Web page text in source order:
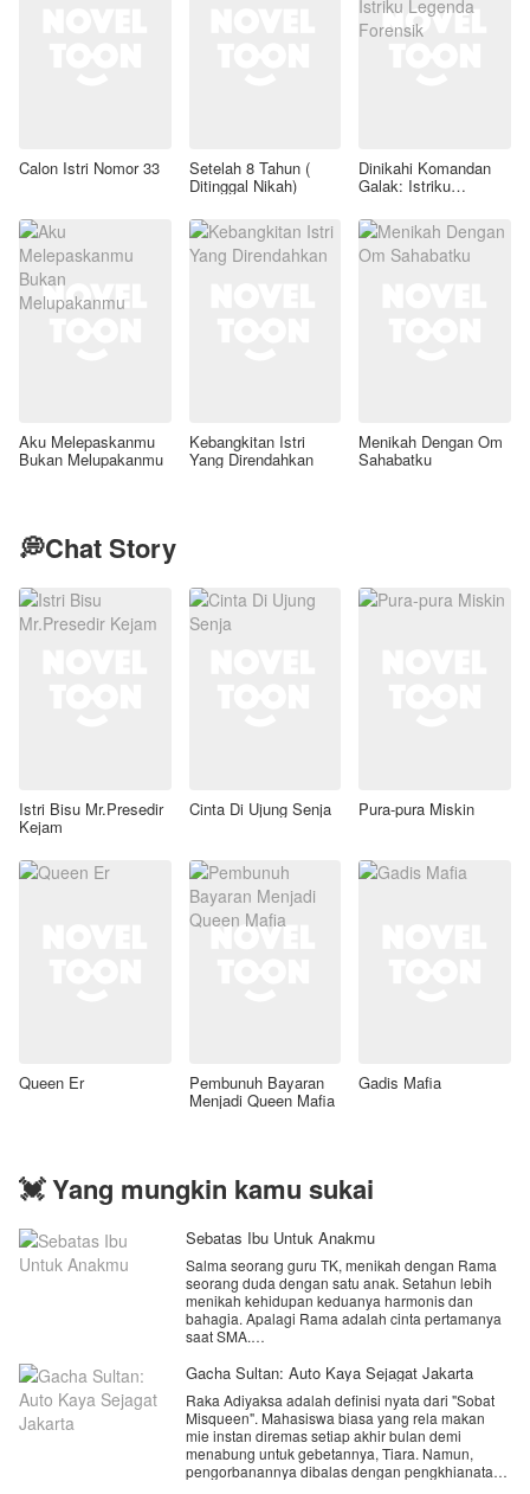
Calon Istri Nomor 33 Setelah 8 Tahun (
Ditinggal Nikah)
Dinikahi Komandan
Galak: Istriku
Aku Melepaskanmu
Bukan Melupakanmu
Kebangkitan Istri
Yang Direndahkan
Menikah Dengan Om
Sahabatku
💭Chat Story
Istri Bisu Mr.Presedir
Kejam
Cinta Di Ujung Senja Pura-pura Miskin
Queen Er Pembunuh Bayaran
Menjadi Queen Mafia
Gadis Mafia
💓 Yang mungkin kamu sukai
Sebatas Ibu Untuk Anakmu
Salma seorang guru TK, menikah dengan Rama
seorang duda dengan satu anak. Setahun lebih
menikah kehidupan keduanya harmonis dan
bahagia. Apalagi Rama adalah cinta pertamanya
saat SMA.
Namun, kenyataan bahwa sang suami
dengan mantan istrinya yang juga merupakan
anak didiknya di tempatnya mengajar, membuat
semuanya berubah.
Akankah Salma bertahan di saat ia tahu suaminya
Gacha Sultan: Auto Kaya Sejagat Jakarta
Raka Adiyaksa adalah definisi nyata dari "Sobat
Misqueen". Mahasiswa biasa yang rela makan
mie instan diremas setiap akhir bulan demi
menabung untuk gebetannya, Tiara. Namun,
pengorbanannya dibalas dengan pengkhianatan.